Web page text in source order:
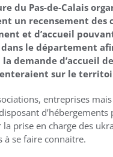
du Pas-de-Calais
un recensement des
et d’accueil
le département
demande d’accueil
sur le
entreprises
d’hébergements
prise en charge des
à se faire connaitre.